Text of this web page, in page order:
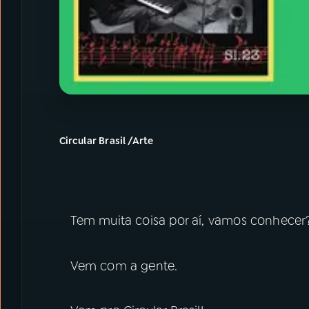
Circular Brasil /Arte
Tem muita coisa por aí, vamos
Vem com a gente.